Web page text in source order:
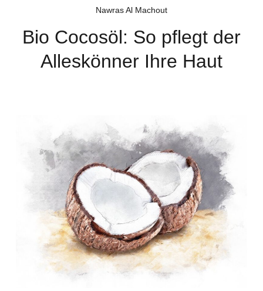
Nawras Al Machout
Bio Cocosöl: So pflegt der
Alleskönner Ihre Haut